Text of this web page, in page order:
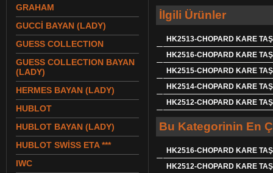
GRAHAM
GUCCİ BAYAN (LADY)
GUESS COLLECTION
GUESS COLLECTION BAYAN
(LADY)
HERMES BAYAN (LADY)
HUBLOT
HUBLOT BAYAN (LADY)
HUBLOT SWİSS ETA ***
IWC
İlgili Ürünler
HK2513-CHOPARD KARE
HK2516-CHOPARD KARE
HK2515-CHOPARD KARE
HK2514-CHOPARD KARE
HK2512-CHOPARD KARE
Bu Kategorinin En
HK2516-CHOPARD KARE
HK2512-CHOPARD KARE